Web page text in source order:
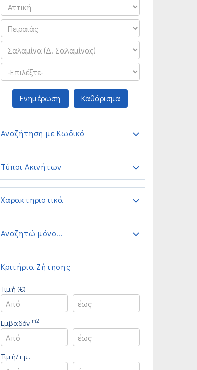
Ενημέρωση Καθάρισμα
Αναζήτηση με Κωδικό
Τύποι Ακινήτων
Χαρακτηριστικά
Αναζητώ μόνο...
Κριτήρια Ζήτησης
Τιμή (€)
Εμβαδόν m2
Τιμή/τ.μ.